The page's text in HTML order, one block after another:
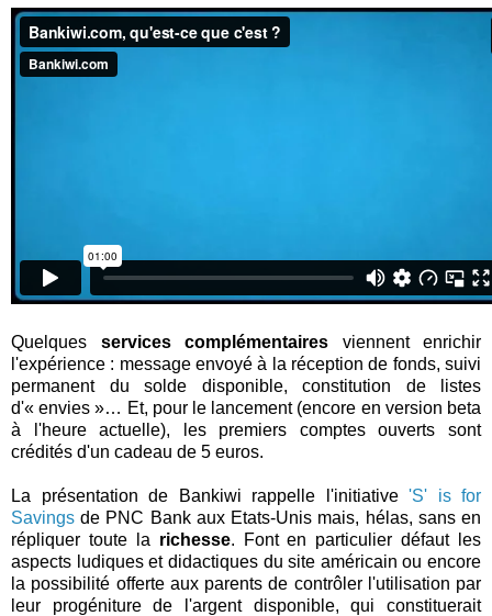
Quelques services complémentaires viennent enrichir
l'expérience : message envoyé à la réception de fonds, suivi
permanent du solde disponible, constitution de listes
d'« envies »… Et, pour le lancement (encore en version beta
à l'heure actuelle), les premiers comptes ouverts sont
crédités d'un cadeau de 5 euros.
La présentation de Bankiwi rappelle l'initiative 'S' is for
Savings de PNC Bank aux Etats-Unis mais, hélas, sans en
répliquer toute la richesse. Font en particulier défaut les
aspects ludiques et didactiques du site américain ou encore
la possibilité offerte aux parents de contrôler l'utilisation par
leur progéniture de l'argent disponible, qui constituerait